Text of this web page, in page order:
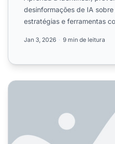
desinformações de IA
estratégias e ferramentas
Jan 3, 2026 9 min de leitura
Como Responder a